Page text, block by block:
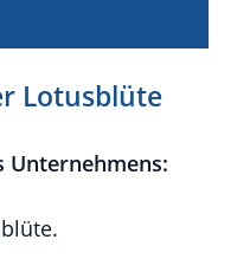
Lotusblüte